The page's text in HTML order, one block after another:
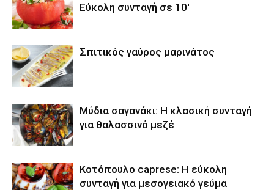
Εύκολη συνταγή σε 10′
Σπιτικός γαύρος μαρινάτος
Μύδια σαγανάκι: Η κλασική συνταγή
για θαλασσινό μεζέ
Κοτόπουλο caprese: Η εύκολη
συνταγή για μεσογειακό γεύμα